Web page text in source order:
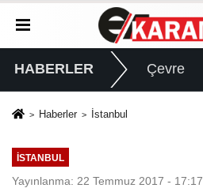
HABERLER Çevre
Haberler İstanbul
İSTANBUL
Yayınlanma: 22 Temmuz 2017 - 17:17